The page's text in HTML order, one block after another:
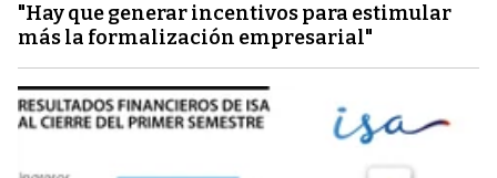
"Hay que generar incentivos para estimular
más la formalización empresarial"